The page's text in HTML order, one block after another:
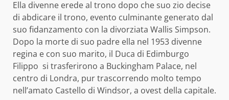
Ella divenne erede al trono dopo che suo zio decise
di abdicare il trono, evento culminante generato dal
suo fidanzamento con la divorziata Wallis Simpson.
Dopo la morte di suo padre ella nel 1953 divenne
regina e con suo marito, il Duca di Edimburgo
Filippo si trasferirono a Buckingham Palace, nel
centro di Londra, pur trascorrendo molto tempo
nell’amato Castello di Windsor, a ovest della capitale.